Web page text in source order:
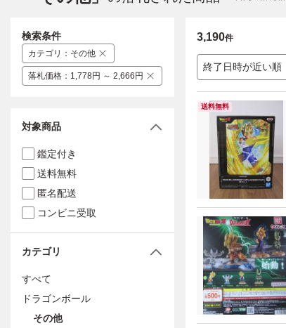
3,190件
終了日時が近い順
送料無料
検索条件
カテゴリ ： その他
落札価格 ： 1,778円 ～ 2,666円
対象商品
鑑定付き
送料無料
匿名配送
コンビニ受取
カテゴリ
すべて
ドラゴンボール
その他